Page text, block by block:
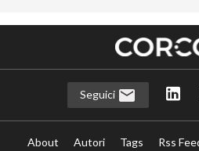
Seguici
About Autori Tags Rss